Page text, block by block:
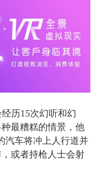
历15次幻听和幻
最糟糕的情景，他
汽车将冲上人行道并
或者持枪人士会射